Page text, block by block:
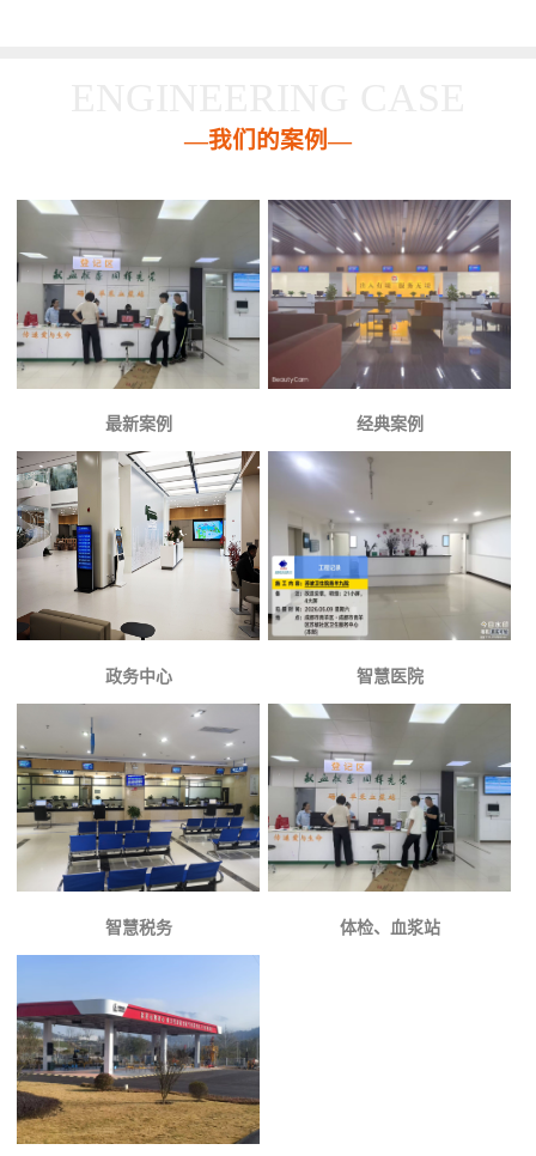
—我们的案例—
最新案例 经典案例
政务中心 智慧医院
智慧税务 体检、血浆站